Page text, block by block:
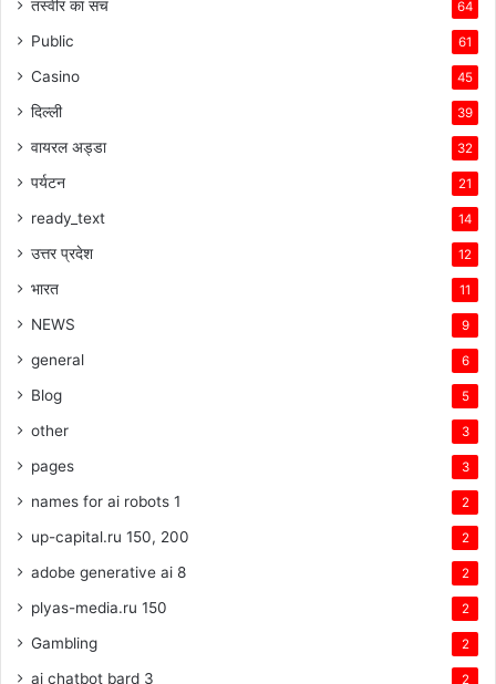
तस्वीर का सच 64
Public 61
Casino 45
दिल्ली 39
वायरल अड्डा 32
पर्यटन 21
ready_text 14
उत्तर प्रदेश 12
भारत 11
NEWS 9
general 6
Blog 5
other 3
pages 3
names for ai robots 1 2
up-capital.ru 150, 200 2
adobe generative ai 8 2
plyas-media.ru 150 2
Gambling 2
ai chatbot bard 3 2